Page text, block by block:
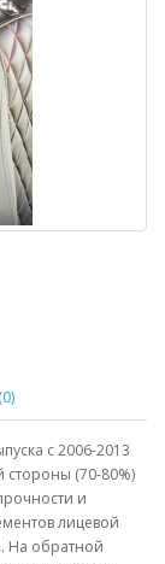
с 2006-2013
(70-80%)
и
лицевой
На обратной